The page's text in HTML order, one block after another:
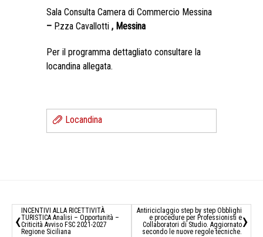
Sala Consulta Camera di Commercio Messina
– P.zza Cavallotti , Messina
Per il programma dettagliato consultare la
locandina allegata.
Locandina
‹ INCENTIVI ALLA RICETTIVITÀ
TURISTICA Analisi – Opportunità –
Criticità Avviso FSC 2021-2027
Regione Siciliana
Antiriciclaggio step by step Obblighi
e procedure per Professionisti e
Collaboratori di Studio. Aggiornato
secondo le nuove regole tecniche. ›